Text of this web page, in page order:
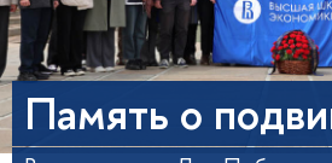
Память о